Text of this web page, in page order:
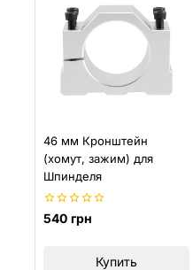
46 мм Кронштейн
(хомут, зажим) для
Шпинделя
0
из
540 грн
Купить